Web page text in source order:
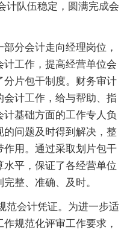
计队伍稳定，圆满完成会
分会计走向经理岗位，
工作，提高经营单位会
片包干制度。财务审计
计工作，给与帮助、指
基础方面的工作专人负
问题及时得到解决，整
用。通过采取划片包干
平，保证了各经营单位
整、准确、及时。
范会计凭证。为进一步适
规范化评审工作要求，